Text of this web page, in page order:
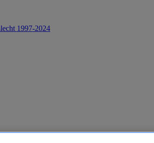
1997-2024